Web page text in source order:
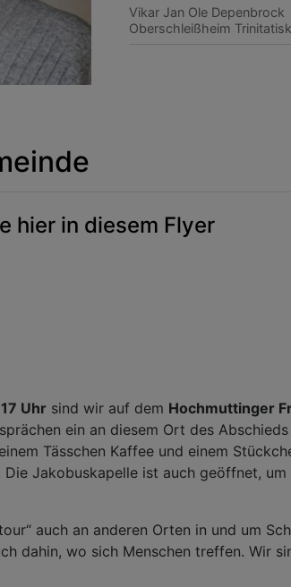
Vikar Jan Ole Depenbrock
Oberschleißheim
hier in diesem Flyer
Uhr sind wir auf dem Hochmuttinger
ein an diesem Ort des
Tässchen Kaffee und einem
Jakobuskapelle ist auch geöffnet,
auch an anderen Orten in und um
dahin, wo sich Menschen treffen. Wir